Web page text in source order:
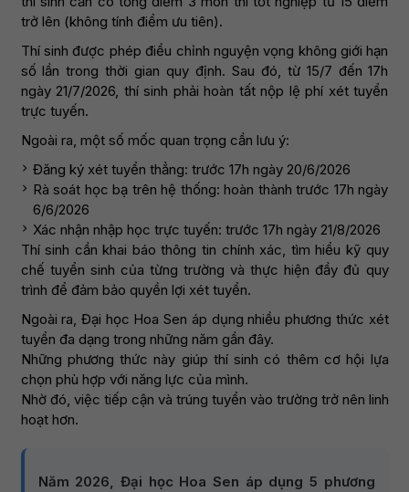
trở lên (không tính điểm ưu tiên).
Thí sinh được phép điều chỉnh nguyện vọng không giới hạn
số lần trong thời gian quy định. Sau đó, từ 15/7 đến 17h
ngày 21/7/2026, thí sinh phải hoàn tất nộp lệ phí xét tuyển
trực tuyến.
Ngoài ra, một số mốc quan trọng cần lưu ý:
Đăng ký xét tuyển thẳng: trước 17h ngày 20/6/2026
Rà soát học bạ trên hệ thống: hoàn thành trước 17h ngày
6/6/2026
Xác nhận nhập học trực tuyến: trước 17h ngày 21/8/2026
Thí sinh cần khai báo thông tin chính xác, tìm hiểu kỹ quy
chế tuyển sinh của từng trường và thực hiện đầy đủ quy
trình để đảm bảo quyền lợi xét tuyển.
Ngoài ra, Đại học Hoa Sen áp dụng nhiều phương thức xét
tuyển đa dạng trong những năm gần đây.
Những phương thức này giúp thí sinh có thêm cơ hội lựa
chọn phù hợp với năng lực của mình.
Nhờ đó, việc tiếp cận và trúng tuyển vào trường trở nên linh
hoạt hơn.
Năm 2026, Đại học Hoa Sen áp dụng 5 phương